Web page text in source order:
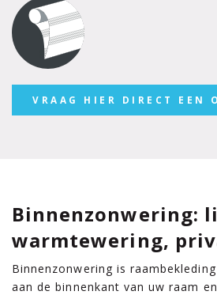
VRAAG HIER DIRECT EEN
Binnenzonwering:
warmtewering,
Binnenzonwering is
aan de binnenkant van uw raam